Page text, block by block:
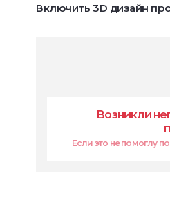
Включить 3D дизайн
Возникли
Если это не помоглу